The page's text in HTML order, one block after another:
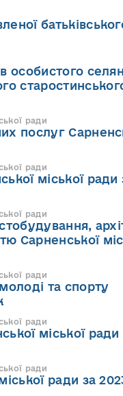
особистого
ради
послуг
ради
міської ради
ради
Сарненської
ради
та спорту
ради
міської ради
ради
ради за